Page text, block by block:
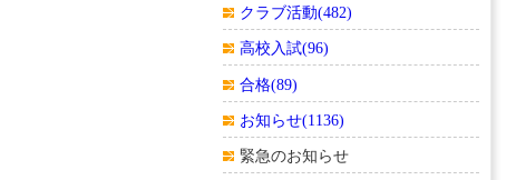
クラブ活動(482)
高校入試(96)
合格(89)
お知らせ(1136)
緊急のお知らせ